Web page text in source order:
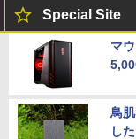
Special Site
マ
鳥
した